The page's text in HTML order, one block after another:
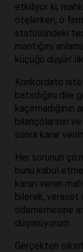
etkiliyor ki;
ötelerken, o
statüsündeki
mantığını
küçüğü düşün’
Konkordato
batırdığını dile
kaçırmadığının
bilançolarının
sonra karar
Her sorunun
bunu kabul
kararı veren
bilerek, veraset
ödememesine
düşünüyorum.
Gerçekten